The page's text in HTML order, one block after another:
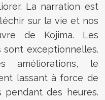
La narration est
sur la vie et nos
de Kojima. Les
exceptionnelles.
améliorations, le
lassant à force de
pendant des heures.